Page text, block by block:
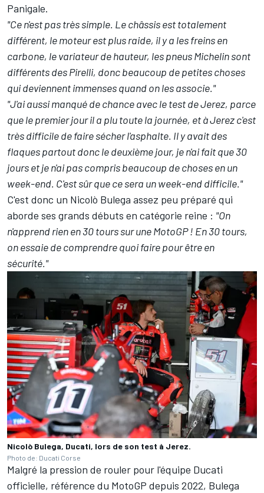
Panigale.
"Ce n'est pas très simple. Le châssis est totalement
différent, le moteur est plus raide, il y a les freins en
carbone, le variateur de hauteur, les pneus Michelin sont
différents des Pirelli, donc beaucoup de petites choses
qui deviennent immenses quand on les associe."
"J'ai aussi manqué de chance avec le test de Jerez, parce
que le premier jour il a plu toute la journée, et à Jerez c'est
très difficile de faire sécher l'asphalte. Il y avait des
flaques partout donc le deuxième jour, je n'ai fait que 30
jours et je n'ai pas compris beaucoup de choses en un
week-end. C'est sûr que ce sera un week-end difficile."
C'est donc un Nicolò Bulega assez peu préparé qui
aborde ses grands débuts en catégorie reine : "On
n'apprend rien en 30 tours sur une MotoGP ! En 30 tours,
on essaie de comprendre quoi faire pour être en
sécurité."
Nicolò Bulega, Ducati, lors de son test à Jerez.
Photo de: Ducati Corse
Malgré la pression de rouler pour l'équipe Ducati
officielle, référence du MotoGP depuis 2022, Bulega